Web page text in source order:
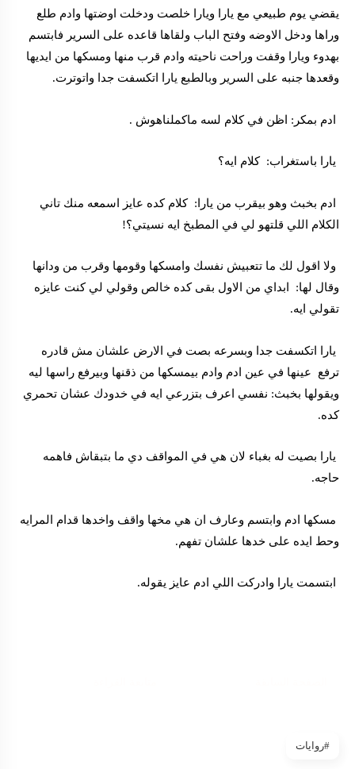
يقضي يوم طبيعي مع يارا ويارا خلصت ودخلت اوضتها وادم طلع
وراها ودخل الاوضه وفتح الباب ولقاها قاعده على السرير فابتسم
بهدوء ويارا وقفت وراحت ناحيته وادم قرب منها ومسكها من ايديها
وقعدها جنبه على السرير وبالطبع يارا اتكسفت جدا واتوترت.
ادم بمكر: اظن في كلام لسه ماكملناهوش .
يارا باستغراب: كلام ايه؟
ادم بخبث وهو بيقرب من يارا: كلام كده عايز اسمعه منك تاني
الكلام اللي قلتهو لي في المطبخ ايه نسيتي؟!
ولا اقول لك ما تتعبيش نفسك وامسكها وقومها وقرب من ودانها
وقال لها: ابداي من الاول بقى كده خالص وقولي لي كنت عايزه
تقولي ايه.
يارا اتكسفت جدا وبسرعه بصت في الارض علشان مش قادره
ترفع عينها في عين ادم وادم بيمسكها من ذقنها وبيرفع راسها ليه
ويقولها بخبث: نفسي اعرف بتزرعي ايه في خدودك عشان تحمري
كده.
يارا بصيت له بغباء لان هي في المواقف دي ما بتبقاش فاهمه
حاجه.
مسكها ادم وابتسم وعارف ان هي مخها واقف واخدها قدام المرايه
وحط ايده على خدها علشان تفهم.
ابتسمت يارا وادركت اللي ادم عايز يقوله.
#روايات